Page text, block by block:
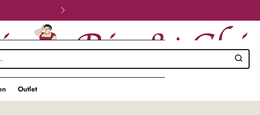
Outlet